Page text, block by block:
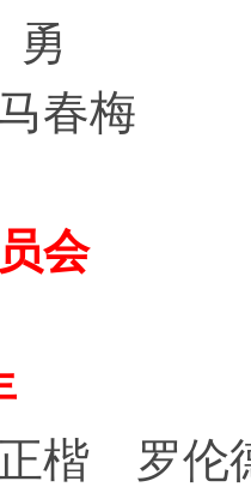
勇
春梅
会
楷 罗伦